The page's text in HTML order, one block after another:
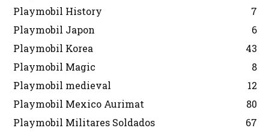
Playmobil History
7
Playmobil Japon
6
Playmobil Korea
43
Playmobil Magic
8
Playmobil medieval
12
Playmobil Mexico Aurimat
80
Playmobil Militares Soldados
67